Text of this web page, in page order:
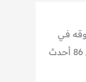
في
الأنمي والدراما.. و أنمي 86 أحدث